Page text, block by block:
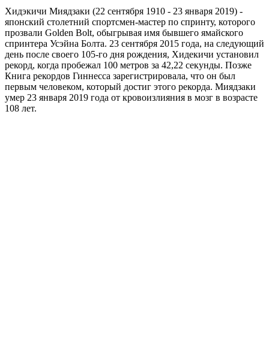
Хидэкичи Миядзаки (22 сентября 1910 - 23 января 2019) -
японский столетний спортсмен-мастер по спринту, которого
прозвали Golden Bolt, обыгрывая имя бывшего ямайского
спринтера Усэйна Болта. 23 сентября 2015 года, на следующий
день после своего 105-го дня рождения, Хидекичи установил
рекорд, когда пробежал 100 метров за 42,22 секунды. Позже
Книга рекордов Гиннесса зарегистрировала, что он был
первым человеком, который достиг этого рекорда. Миядзаки
умер 23 января 2019 года от кровоизлияния в мозг в возрасте
108 лет.